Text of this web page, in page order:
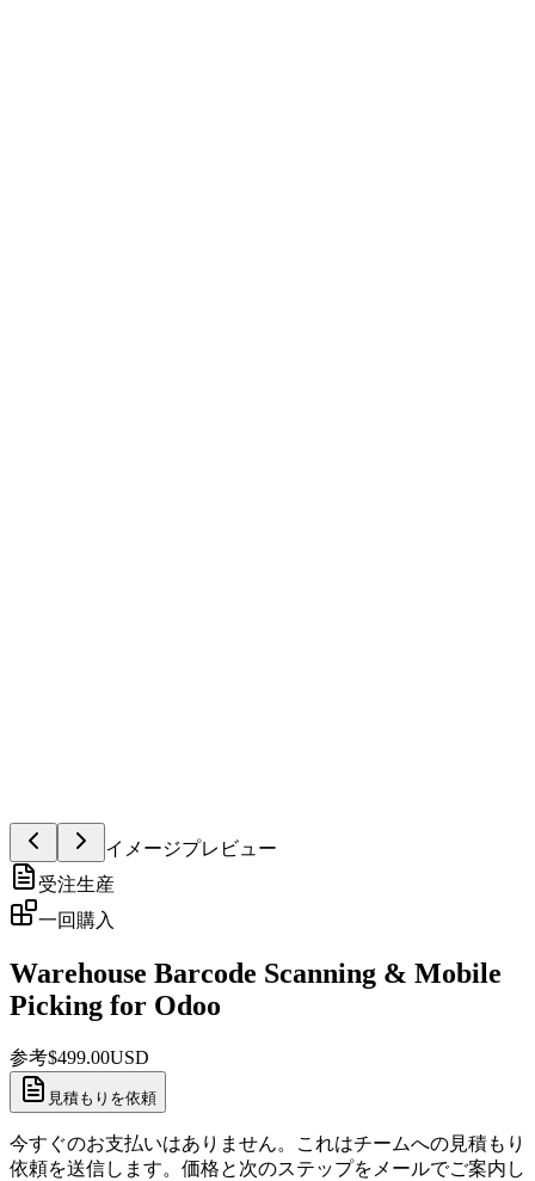
イメージプレビュー
受注生産
一回購入
Warehouse Barcode Scanning & Mobile
Picking for Odoo
参考$499.00USD
見積もりを依頼
今すぐのお支払いはありません。これはチームへの見積もり
依頼を送信します。価格と次のステップをメールでご案内し